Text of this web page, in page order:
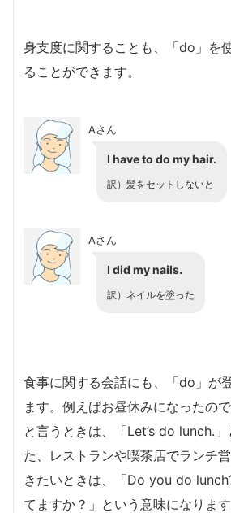
身支度に関することも、「do」を
ることができます。
Aさん
I have to do my hair.
訳）髪をセットしないと
Aさん
I did my nails.
訳）ネイルを塗った
食事に関する会話にも、「do」が
ます。例えばお昼休みになったの
と言うときは、「Let’s do lunch.」
た、レストランや喫茶店でランチ
きたいときは、「Do you do
てますか？」という意味になりま